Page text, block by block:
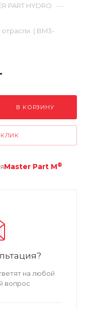
HYDRO —
( BM3-
В КОРЗИНУ
КЛИК
Master Part M®
на любой
вопрос